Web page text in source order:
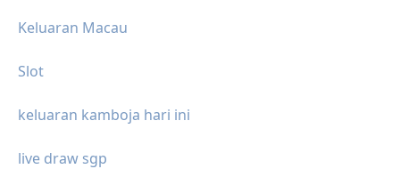
Keluaran Macau
Slot
keluaran kamboja hari ini
live draw sgp